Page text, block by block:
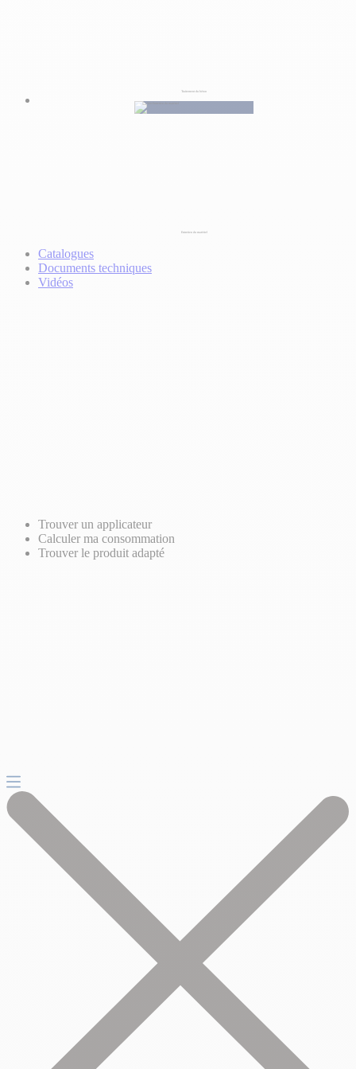
Traitement du béton
Entretien du matériel
Catalogues
Documents techniques
Vidéos
Trouver un applicateur
Calculer ma consommation
Trouver le produit adapté